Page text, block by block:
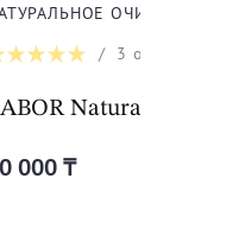
Gel
/ 3 отзыва
Natural
000 ₸